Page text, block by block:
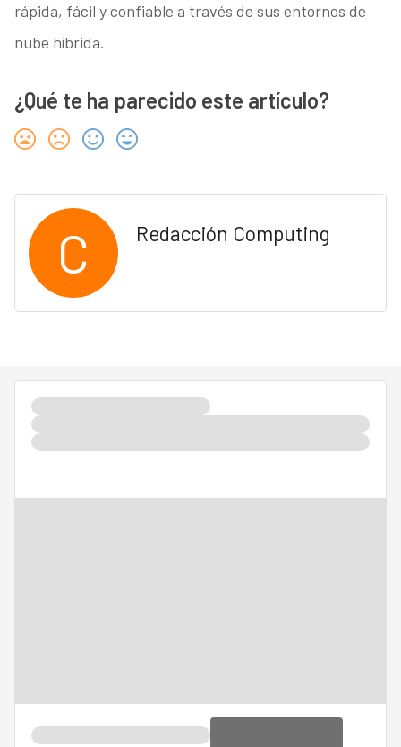
rápida, fácil y confiable a través de sus entornos de
nube híbrida.
¿Qué te ha parecido este artículo?
C Redacción Computing